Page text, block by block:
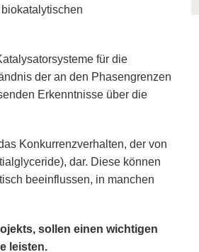
für die
der an den Phasengrenzen
Erkenntnisse über die
Konkurrenzverhalten, der von
dar. Diese können
beeinflussen, in manchen
sollen einen wichtigen
leisten.